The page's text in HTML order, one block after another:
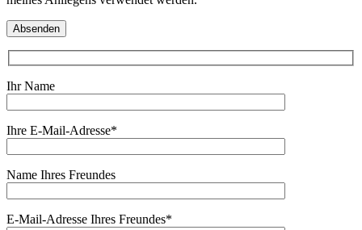
Ihr Name
Ihre E-Mail-Adresse*
Name Ihres Freundes
E-Mail-Adresse Ihres Freundes*